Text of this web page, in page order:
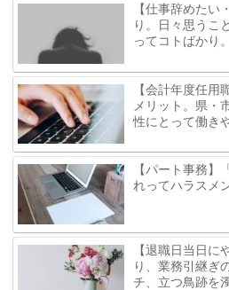
【仕事辞めたい
り。日々思うこ
ってコトばかり。
【会計年度任
メリット。県・
性にとって働き
【パート事務】
れってハラスメ
【退職日当日に
り、業務引継ぎ
チ、立つ鳥跡を